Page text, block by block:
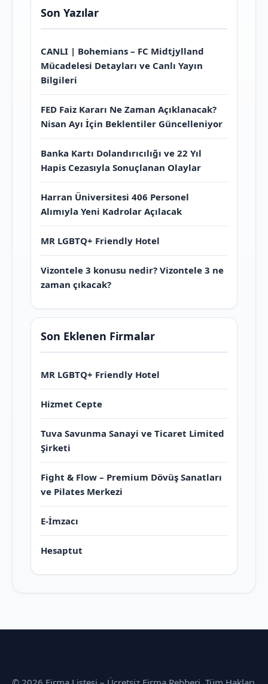
Son Yazılar
CANLI | Bohemians – FC Midtjylland
Mücadelesi Detayları ve Canlı Yayın
Bilgileri
FED Faiz Kararı Ne Zaman Açıklanacak?
Nisan Ayı İçin Beklentiler Güncelleniyor
Banka Kartı Dolandırıcılığı ve 22 Yıl
Hapis Cezasıyla Sonuçlanan Olaylar
Harran Üniversitesi 406 Personel
Alımıyla Yeni Kadrolar Açılacak
MR LGBTQ+ Friendly Hotel
Vizontele 3 konusu nedir? Vizontele 3 ne
zaman çıkacak?
Son Eklenen Firmalar
MR LGBTQ+ Friendly Hotel
Hizmet Cepte
Tuva Savunma Sanayi ve Ticaret Limited
Şirketi
Fight & Flow – Premium Dövüş Sanatları
ve Pilates Merkezi
E-İmzacı
Hesaptut